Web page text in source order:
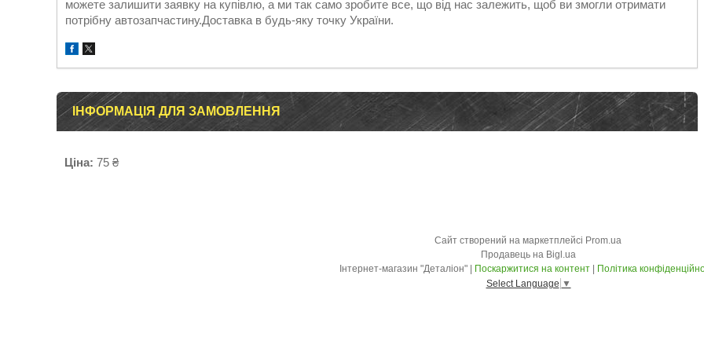
можете залишити заявку на купівлю, а ми так само зробите все, що від нас залежить, щоб ви змогли отримати
потрібну автозапчастину.Доставка в будь-яку точку України.
ІНФОРМАЦІЯ ДЛЯ ЗАМОВЛЕННЯ
Ціна: 75 ₴
Сайт створений на маркетплейсі Prom.ua
Продавець на Bigl.ua
Поскаржитися на контент
Політика
Select Language ▼